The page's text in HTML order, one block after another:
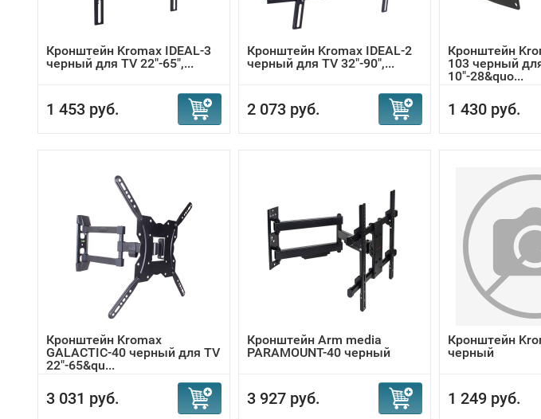
Кронштейн Kromax IDEAL-3
черный для TV 22"-65",...
1 453 руб.
Кронштейн Kromax IDEAL-2
черный для TV 32"-90",...
2 073 руб.
Кронштейн
103 черный
10"-28&quo...
1 430 руб.
Кронштейн Kromax
GALACTIC-40 черный для TV
22"-65&qu...
3 031 руб.
Кронштейн Arm media
PARAMOUNT-40 черный
3 927 руб.
Кронштейн
черный
1 249 руб.